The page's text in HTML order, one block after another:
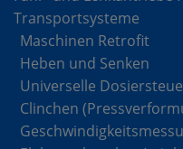
Transportsysteme
Maschinen Retrofit
Heben und Senken
Universelle
Clinchen